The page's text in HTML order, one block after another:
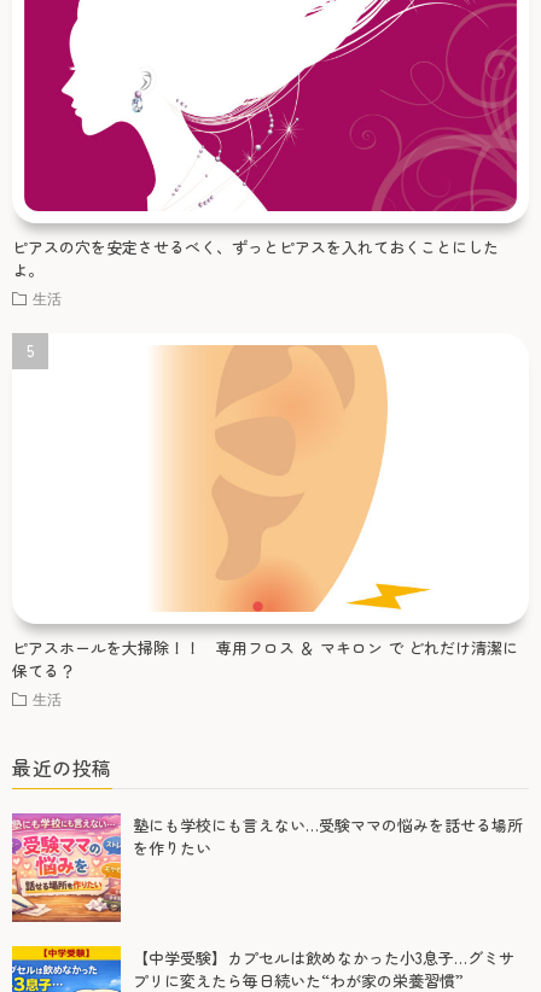
ピアスの穴を安定させるべく、ずっとピアスを入れておくことにした
よ。
生活
ピアスホールを大掃除！！ 専用フロス ＆ マキロン で どれだけ清潔に
保てる？
生活
最近の投稿
塾にも学校にも言えない…受験ママの悩みを話せる場所
を作りたい
【中学受験】カプセルは飲めなかった小3息子…グミサ
プリに変えたら毎日続いた“わが家の栄養習慣”